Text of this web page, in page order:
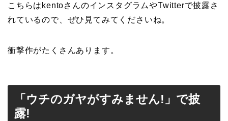
こちらはkentoさんのインスタグラムやTwitterで披露さ
れているので、ぜひ見てみてくださいね。
衝撃作がたくさんあります。
「ウチのガヤがすみません!」で披
露!